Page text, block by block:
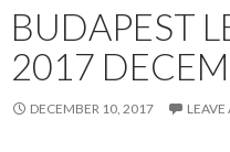
BUDAPEST
2017
DECEMBER 10, 2017